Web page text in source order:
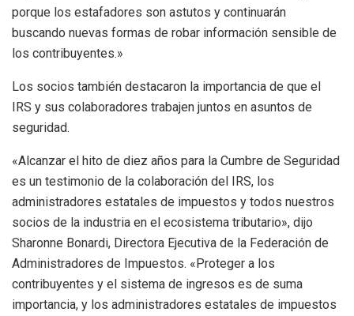
porque los estafadores son astutos y continuarán
buscando nuevas formas de robar información sensible de
los contribuyentes.»
Los socios también destacaron la importancia de que el
IRS y sus colaboradores trabajen juntos en asuntos de
seguridad.
«Alcanzar el hito de diez años para la Cumbre de Seguridad
es un testimonio de la colaboración del IRS, los
administradores estatales de impuestos y todos nuestros
socios de la industria en el ecosistema tributario», dijo
Sharonne Bonardi, Directora Ejecutiva de la Federación de
Administradores de Impuestos. «Proteger a los
contribuyentes y el sistema de ingresos es de suma
importancia, y los administradores estatales de impuestos